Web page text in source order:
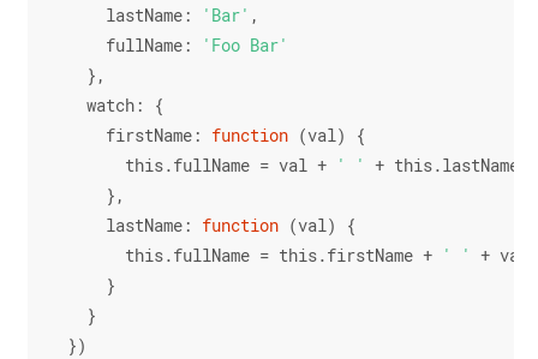
lastName: 'Bar' ,
fullName:
'Foo Bar'
  },
watch: {
firstName: function (val) {
this.fullName = val + ' ' + this.lastName
    },
lastName: function (val) {
this.fullName = this.firstName + ' '
+ val
    }
  }
})